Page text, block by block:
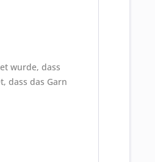
wurde, dass
dass das Garn